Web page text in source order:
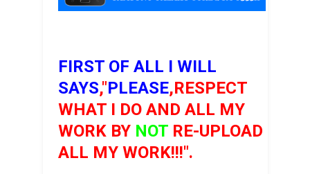
FIRST OF ALL I WILL
SAYS,"PLEASE,RESPECT
WHAT I DO AND ALL MY
WORK BY NOTRE-UPLOAD
ALL MY WORK!!!".